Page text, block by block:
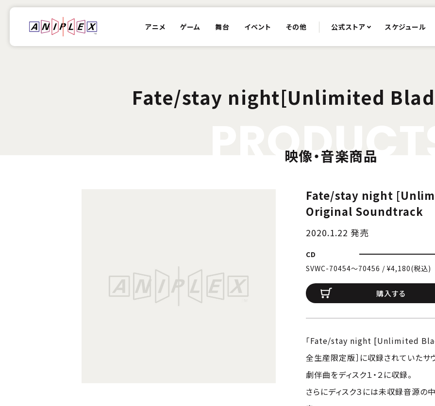
アニメ ゲーム 舞台 イベント その他 公式ストア スケジュール
Fate/stay night[Unlimited
ODUC
映像・音楽商品
Fate/stay night
Original Soundtrack
2020.1.22 発売
CD
SVWC-70454〜70456 / ¥4,180(税込)
購入する
「Fate/stay night [Unlimited
全生産限定版］に収録されていたサ
劇伴曲をディスク１・２に収録。
さらにディスク３には未収録音源の